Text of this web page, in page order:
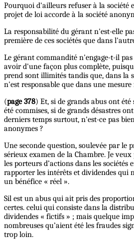
Pourquoi d'ailleurs refuser à la société
projet de loi accorde à la société
La responsabilité du gérant n'est-elle
première de ces sociétés que dans
Le gérant commandité n'engage-t-il
avoir d'une façon plus complète,
prend sont illimités tandis que, dans la
n'est responsable que dans une
(page 378) Et, si de grands abus ont
été commises, si de grands désastres
derniers temps surtout, n'est-ce pas
anonymes ?
Une seconde question, soulevée par le
sérieux examen de la Chambre. Je
les porteurs d’actions dans les sociétés
rapporter les intérêts et dividendes qui
un bénéfice « réel ».
Sil est un abus qui ait pris des
certes. celui qui consiste dans la
dividendes « fictifs » ; mais quelque
nombreuses qu’aient été les fraudes
trop loin.